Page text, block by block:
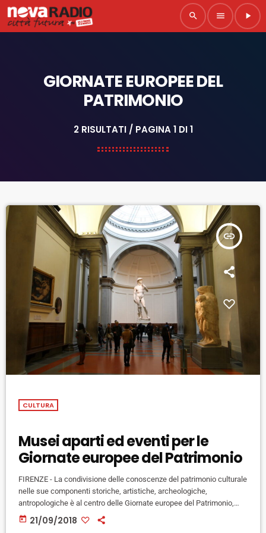
search menu play_arrow
GIORNATE EUROPEE DEL
PATRIMONIO
2 RISULTATI / PAGINA 1 DI 1
insert_link
CULTURA
Musei aparti ed eventi per le
Giornate europee del Patrimonio
FIRENZE - La condivisione delle conoscenze del patrimonio culturale
nelle sue componenti storiche, artistiche, archeologiche,
antropologiche è al centro delle Giornate europee del Patrimonio,
che si celebrano sabato 22 e domenica 23 settembre: il terma
dell'edizione di quest'anno è "L’arte di condividere" (The Art of
today 21/09/2018